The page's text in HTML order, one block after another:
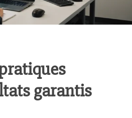
garantis